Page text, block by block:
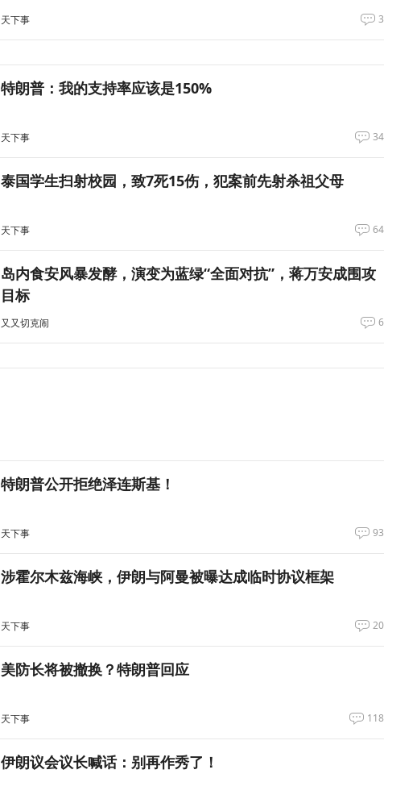
天下事 3
特朗普：我的支持率应该是150%
天下事 34
泰国学生扫射校园，致7死15伤，犯案前先射杀祖父母
天下事 64
岛内食安风暴发酵，演变为蓝绿“全面对抗”，蒋万安成围攻
目标
又又切克闹 6
特朗普公开拒绝泽连斯基！
天下事 93
涉霍尔木兹海峡，伊朗与阿曼被曝达成临时协议框架
天下事 20
美防长将被撤换？特朗普回应
天下事 118
伊朗议会议长喊话：别再作秀了！